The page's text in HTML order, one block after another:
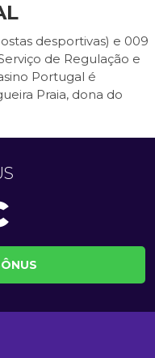
desportivas) e 009
de Regulação e
Portugal é
Praia, dona do